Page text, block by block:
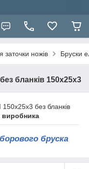
заточки ножів Бруски
бланків 150х25х3
без бланків
виробника
бруска